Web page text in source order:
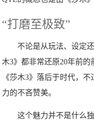
“打磨至极致”
不论是从玩法、设定还
木3》都非常还原20年前
《莎木3》落后于时代，
力的不吝赞美。
这个魅力并不是什么独